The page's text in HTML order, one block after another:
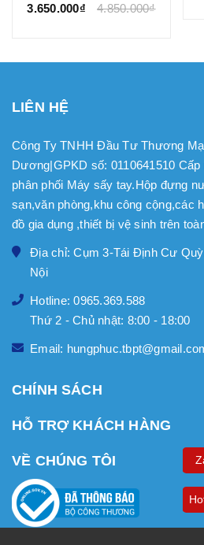
3.650.000₫
4.850.000₫
LIÊN HỆ
Công Ty TNHH Đầu Tư Thương
Dương|GPKD số: 0110641510
phân phối Máy sấy tay.Hộp đựng
sạn,văn phòng,khu công cộng,các
đồ gia dụng ,thiết bị vệ sinh trên
Địa chỉ: Cụm 3-Tái Định Cư
Nội
Hotline: 0965.369.588
Thứ 2 - Chủ nhật: 8:00 - 18:00
Email:
CHÍNH SÁCH
HỖ TRỢ KHÁCH HÀNG
VỀ CHÚNG TÔI